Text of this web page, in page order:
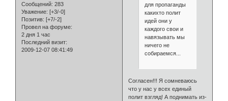
Сообщений: 283
Уважение: [+3/-0]
Позитив: [+7/-2]
Провел на форуме:
2 дня 1 час
Последний визит:
2009-12-07 08:41:49
для пропаганды
какихто полит
идей они у
каждого свои и
навязывать мы
ничего не
собираемся...
Согласен!!! Я сомневаюсь
что у нас у всех единый
полит взгляд! А поднимать из-